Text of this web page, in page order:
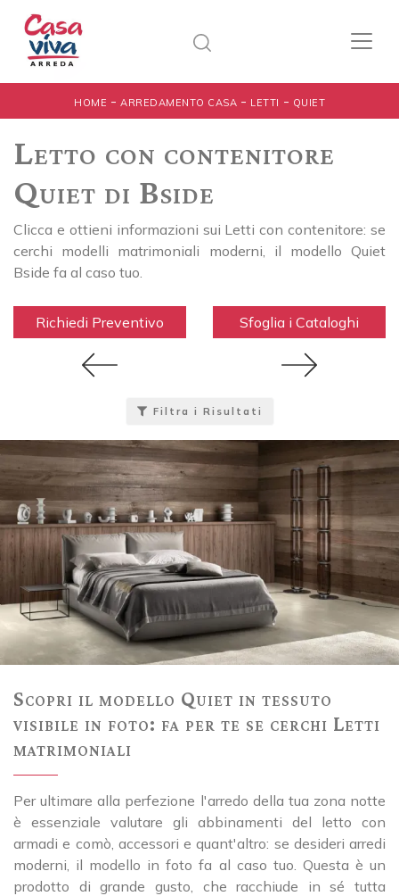
HOME - ARREDAMENTO CASA - LETTI - QUIET
Letto con contenitore
Quiet di Bside
Clicca e ottieni informazioni sui Letti con contenitore: se
cerchi modelli matrimoniali moderni, il modello Quiet
Bside fa al caso tuo.
Richiedi Preventivo Sfoglia i Cataloghi
Filtra i Risultati
Scopri il modello Quiet in tessuto
visibile in foto: fa per te se cerchi Letti
matrimoniali
Per ultimare alla perfezione l'arredo della tua zona notte
è essenziale valutare gli abbinamenti del letto con
armadi e comò, accessori e quant'altro: se desideri arredi
moderni, il modello in foto fa al caso tuo. Questa è un
prodotto di grande gusto, che racchiude in sé tutta